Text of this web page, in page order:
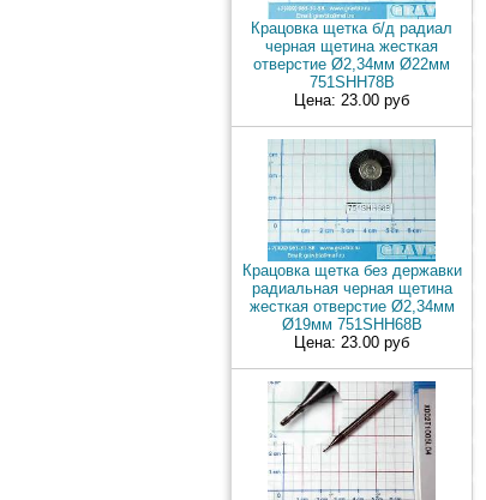
Крацовка щетка б/д радиал
черная щетина жесткая
отверстие Ø2,34мм Ø22мм
751SHH78B
Цена: 23.00 руб
Крацовка щетка без державки
радиальная черная щетина
жесткая отверстие Ø2,34мм
Ø19мм 751SHH68B
Цена: 23.00 руб